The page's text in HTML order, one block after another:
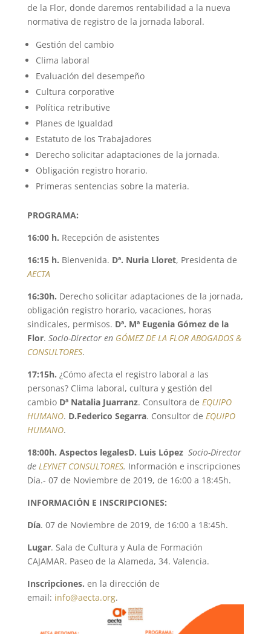
de la Flor, donde daremos rentabilidad a la nueva
normativa de registro de la jornada laboral.
Gestión del cambio
Clima laboral
Evaluación del desempeño
Cultura corporative
Política retributive
Planes de Igualdad
Estatuto de los Trabajadores
Derecho solicitar adaptaciones de la jornada.
Obligación registro horario.
Primeras sentencias sobre la materia.
PROGRAMA:
16:00 h. Recepción de asistentes
16:15 h. Bienvenida. Dª. Nuria Lloret, Presidenta de
AECTA
16:30h. Derecho solicitar adaptaciones de la jornada,
obligación registro horario, vacaciones, horas
sindicales, permisos. Dª. Mª Eugenia Gómez de la
Flor. Socio-Director en GÓMEZ DE LA FLOR ABOGADOS &
CONSULTORES.
17:15h. ¿Cómo afecta el registro laboral a las
personas? Clima laboral, cultura y gestión del
cambio Dª Natalia Juarranz. Consultora de EQUIPO
HUMANO. D.Federico Segarra. Consultor de EQUIPO
HUMANO.
18:00h. Aspectos legalesD. Luis López Socio-Director
de LEYNET CONSULTORES. Información e inscripciones
Día.- 07 de Noviembre de 2019, de 16:00 a 18:45h.
INFORMACIÓN E INSCRIPCIONES:
Día. 07 de Noviembre de 2019, de 16:00 a 18:45h.
Lugar. Sala de Cultura y Aula de Formación
CAJAMAR. Paseo de la Alameda, 34. Valencia.
Inscripciones. en la dirección de
email: info@aecta.org.